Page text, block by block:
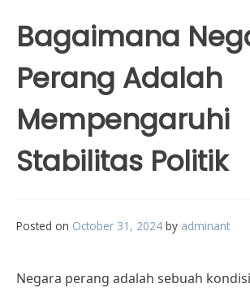
Bagaimana
Perang Adalah
Mempengaruhi
Stabilitas Politik
Posted on October 31, 2024 by adminant
Negara perang adalah sebuah